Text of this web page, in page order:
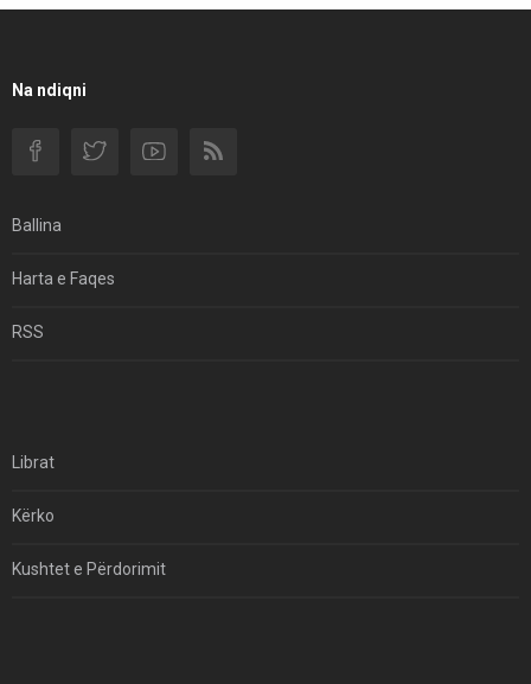
Filmi I Shkurtër Iranian “Pasta Alfredo” Ka Udhëtuar
Na ndiqni
Ballina
Harta e Faqes
RSS
Librat
Kërko
Kushtet e Përdorimit